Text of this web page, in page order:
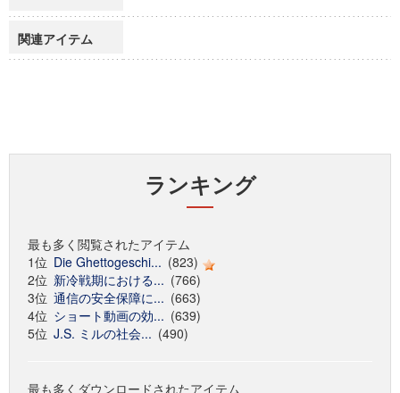
関連アイテム
ランキング
最も多く閲覧されたアイテム
1位 Die Ghettogeschi... (823)
2位 新冷戦期における... (766)
3位 通信の安全保障に... (663)
4位 ショート動画の効... (639)
5位 J.S. ミルの社会... (490)
最も多くダウンロードされたアイテム